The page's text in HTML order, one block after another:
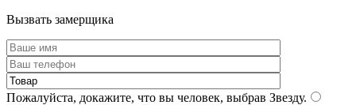
Вызвать замерщика
Пожалуйста, докажите, что вы человек, выбрав Звезду.